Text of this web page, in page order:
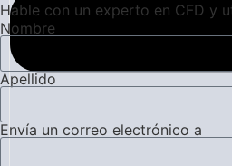
Hable con un experto en CFD y
Nombre
Apellido
Envía un correo electrónico a